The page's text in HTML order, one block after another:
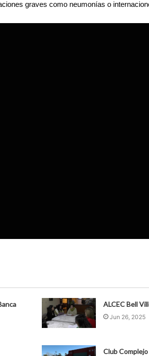
graves como neumonías o
ALCEC Bell
Jun 26, 2025
Club